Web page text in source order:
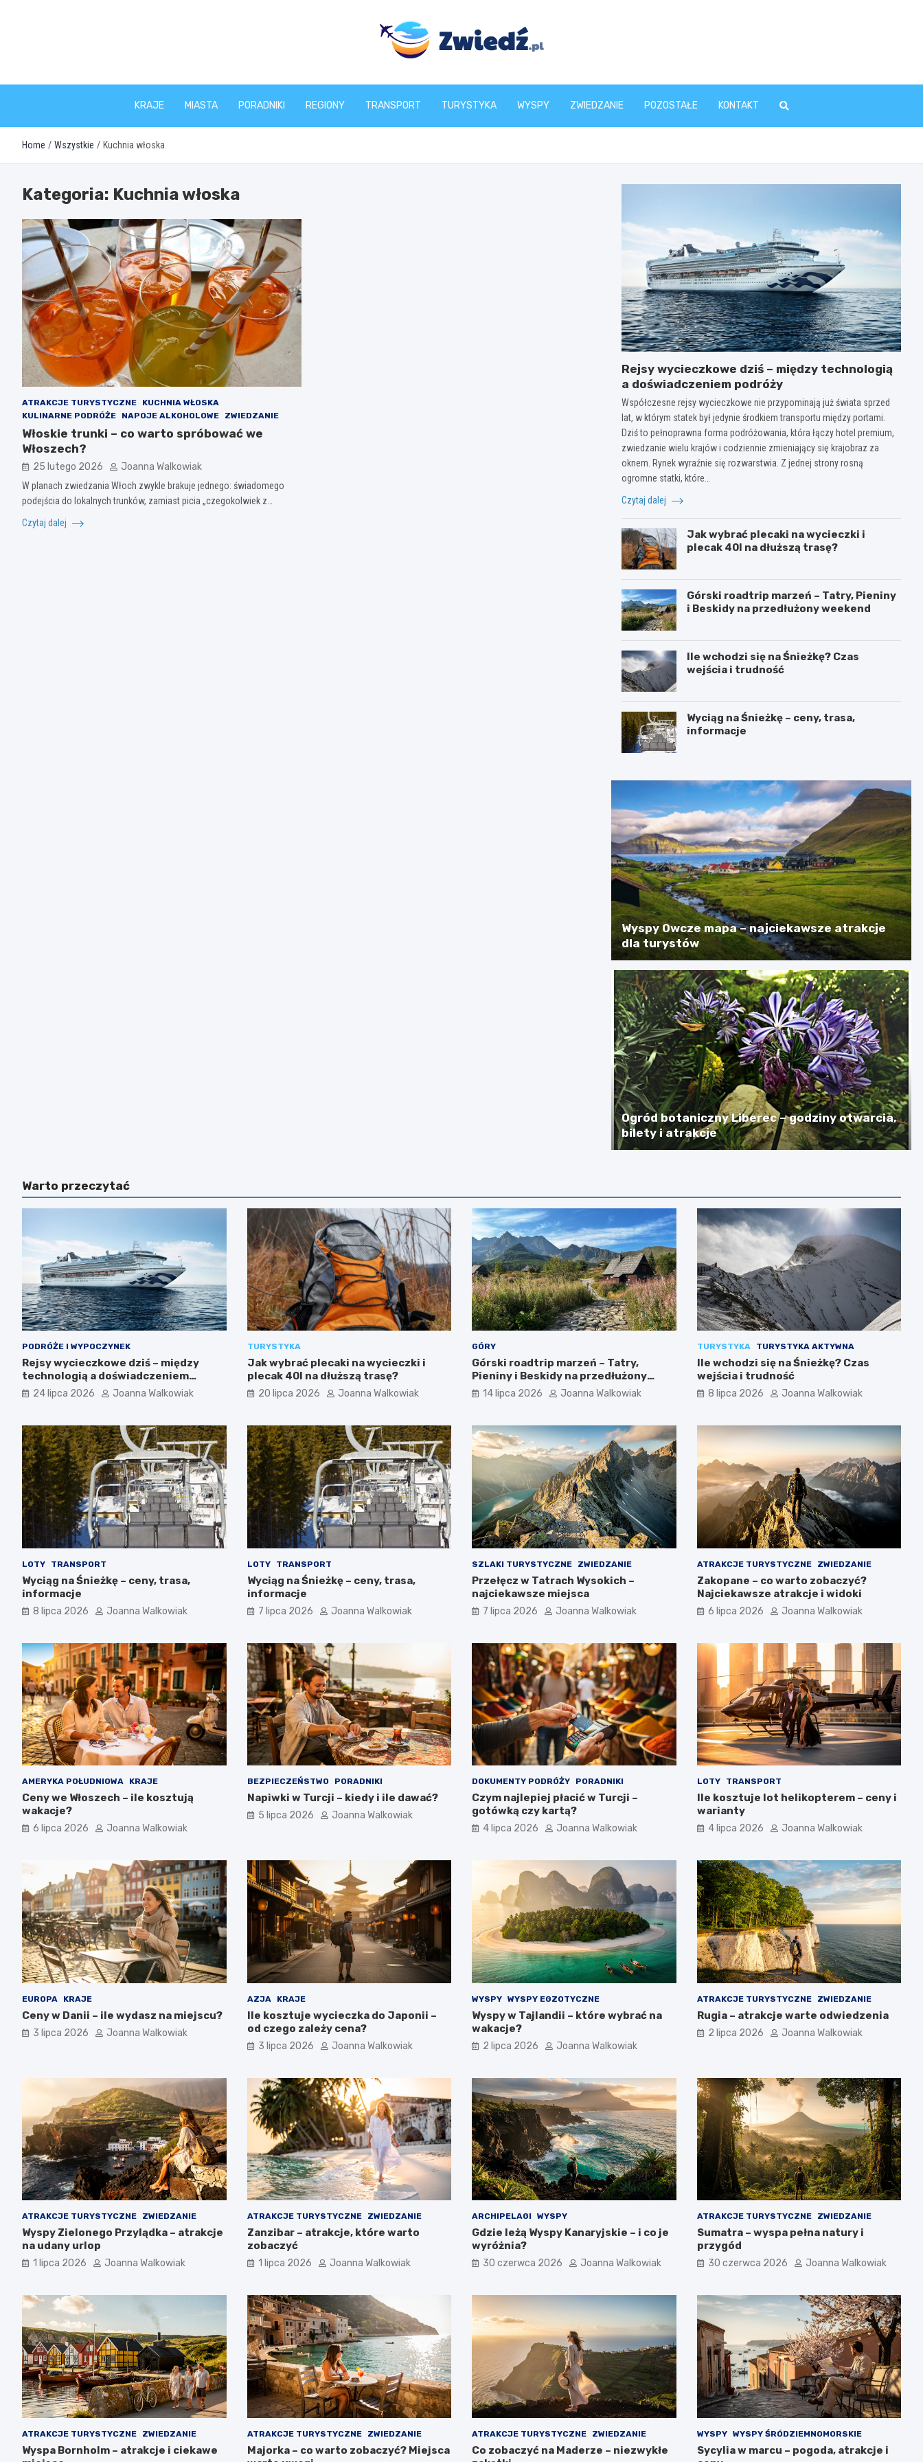
zwiedz.pl
KRAJE MIASTA PORADNIKI REGIONY TRANSPORT TURYSTYKA WYSPY ZWIEDZANIE POZOSTAŁE KONTAKT
Home Wszystkie Kuchnia włoska
Kategoria: Kuchnia włoska
ATRAKCJE TURYSTYCZNE
KUCHNIA WŁOSKA
KULINARNE PODRÓŻE
NAPOJE ALKOHOLOWE ZWIEDZANIE
Włoskie trunki – co warto spróbować we
Włoszech?
25 lutego 2026 Joanna Walkowiak
W planach zwiedzania Włoch zwykle brakuje jednego: świadomego
podejścia do lokalnych trunków, zamiast picia „czegokolwiek z…
Czytaj dalej
Rejsy wycieczkowe dziś – między technologią
a doświadczeniem podróży
Współczesne rejsy wycieczkowe nie przypominają już świata sprzed
lat, w którym statek był jedynie środkiem transportu między portami.
Dziś to pełnoprawna forma podróżowania, która łączy hotel premium,
zwiedzanie wielu krajów i codziennie zmieniający się krajobraz za
oknem. Rynek wyraźnie się rozwarstwia. Z jednej strony rosną
ogromne statki, które…
Czytaj dalej
Jak wybrać plecaki na wycieczki i
plecak 40l na dłuższą trasę?
Górski roadtrip marzeń – Tatry, Pieniny
i Beskidy na przedłużony weekend
Ile wchodzi się na Śnieżkę? Czas
wejścia i trudność
Wyciąg na Śnieżkę – ceny, trasa,
informacje
Wyspy Owcze mapa – najciekawsze atrakcje
dla turystów
Ogród botaniczny Liberec – godziny otwarcia,
bilety i atrakcje
Warto przeczytać
PODRÓŻE I WYPOCZYNEK
Rejsy wycieczkowe dziś – między
technologią a doświadczeniem
podróży
24 lipca 2026 Joanna Walkowiak
TURYSTYKA
Jak wybrać plecaki na wycieczki i
plecak 40l na dłuższą trasę?
20 lipca 2026 Joanna Walkowiak
GÓRY
Górski roadtrip marzeń – Tatry,
Pieniny i Beskidy na przedłużony
weekend
14 lipca 2026 Joanna Walkowiak
TURYSTYKA TURYSTYKA AKTYWNA
Ile wchodzi się na Śnieżkę? Czas
wejścia i trudność
8 lipca 2026 Joanna Walkowiak
LOTY TRANSPORT
Wyciąg na Śnieżkę – ceny, trasa,
informacje
8 lipca 2026 Joanna Walkowiak
LOTY TRANSPORT
Wyciąg na Śnieżkę – ceny, trasa,
informacje
7 lipca 2026 Joanna Walkowiak
SZLAKI TURYSTYCZNE ZWIEDZANIE
Przełęcz w Tatrach Wysokich –
najciekawsze miejsca
7 lipca 2026 Joanna Walkowiak
ATRAKCJE TURYSTYCZNE ZWIEDZANIE
Zakopane – co warto zobaczyć?
Najciekawsze atrakcje i widoki
6 lipca 2026 Joanna Walkowiak
AMERYKA POŁUDNIOWA KRAJE
Ceny we Włoszech – ile kosztują
wakacje?
6 lipca 2026 Joanna Walkowiak
BEZPIECZEŃSTWO PORADNIKI
Napiwki w Turcji – kiedy i ile dawać?
5 lipca 2026 Joanna Walkowiak
DOKUMENTY PODRÓŻY PORADNIKI
Czym najlepiej płacić w Turcji –
gotówką czy kartą?
4 lipca 2026 Joanna Walkowiak
LOTY TRANSPORT
Ile kosztuje lot helikopterem – ceny i
warianty
4 lipca 2026 Joanna Walkowiak
EUROPA KRAJE
Ceny w Danii – ile wydasz na miejscu?
3 lipca 2026 Joanna Walkowiak
AZJA KRAJE
Ile kosztuje wycieczka do Japonii –
od czego zależy cena?
3 lipca 2026 Joanna Walkowiak
WYSPY WYSPY EGZOTYCZNE
Wyspy w Tajlandii – które wybrać na
wakacje?
2 lipca 2026 Joanna Walkowiak
ATRAKCJE TURYSTYCZNE ZWIEDZANIE
Rugia – atrakcje warte odwiedzenia
2 lipca 2026 Joanna Walkowiak
ATRAKCJE TURYSTYCZNE ZWIEDZANIE
Wyspy Zielonego Przylądka – atrakcje
na udany urlop
1 lipca 2026 Joanna Walkowiak
ATRAKCJE TURYSTYCZNE ZWIEDZANIE
Zanzibar – atrakcje, które warto
zobaczyć
1 lipca 2026 Joanna Walkowiak
ARCHIPELAGI WYSPY
Gdzie leżą Wyspy Kanaryjskie – i co je
wyróżnia?
30 czerwca 2026 Joanna Walkowiak
ATRAKCJE TURYSTYCZNE ZWIEDZANIE
Sumatra – wyspa pełna natury i
przygód
30 czerwca 2026 Joanna Walkowiak
ATRAKCJE TURYSTYCZNE ZWIEDZANIE
Wyspa Bornholm – atrakcje i ciekawe
ATRAKCJE TURYSTYCZNE ZWIEDZANIE
Majorka – co warto zobaczyć? Miejsca
ATRAKCJE TURYSTYCZNE ZWIEDZANIE
Co zobaczyć na Maderze – niezwykłe
WYSPY WYSPY ŚRÓDZIEMNOMORSKIE
Sycylia w marcu – pogoda, atrakcje i